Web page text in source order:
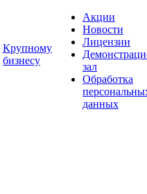
Крупному
бизнесу
Акции
Новости
Лицензии
зал
Обработка
данных